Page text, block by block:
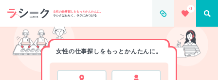
女性の仕事探しをもっとかんたんに。
ラシクはたらく、ラクにみつける
0
女性の仕事探しをもっとかんたんに。